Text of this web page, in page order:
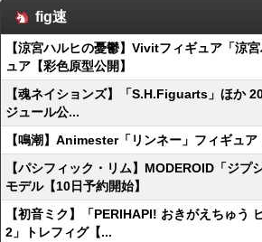
fig速
【涼宮ハルヒの憂鬱】Vivitフィギュア「涼
ュア【彩色原型公開】
【魂ネイションズ】「S.H.Figuarts」ほか
ジュール公...
【鳴潮】Animester「リンネー」フィギュア
【パシフィック・リム】MODEROID「ジプ
モデル【10日予約開始】
【初音ミク】「PERIHAPI! おきがえちゅう
2」トレフィグ【...